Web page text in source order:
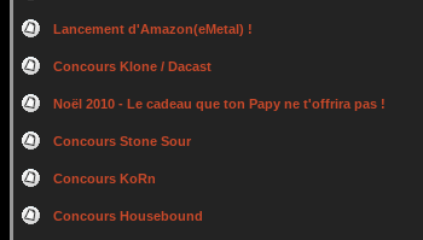
Lancement d'Amazon(eMetal) !
Concours Klone / Dacast
Noël 2010 - Le cadeau que ton Papy ne t'offrira pas !
Concours Stone Sour
Concours KoRn
Concours Housebound